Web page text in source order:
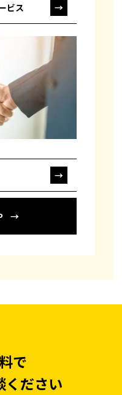
ビス →
→
で
ください